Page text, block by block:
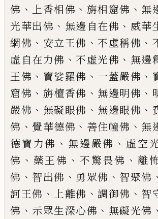
佛 、 上香相佛 、 旃相窟佛 、 無
光華出佛 、 無邊自在佛 、 威華
網佛 、 安立王佛 、不虛稱佛 、
虛自在力佛 、不虛光佛 、 無邊
王佛 、 寶娑羅佛 、 一蓋嚴佛 、
窟佛 、 旃檀香佛 、 無邊明佛 、
嚴佛 、 無礙眼佛 、 無邊眼佛 、
佛 、 覺華德佛 、 善住幢佛 、 無
德寶力佛 、 無邊嚴佛 、 虛空
佛 、 藥王佛 、 不驚畏佛 、 離
佛 、 智出佛 、 勇眾佛 、 智聚佛 、
訶王佛 、 上離佛 、調御佛 、 智
佛 、 示眾生深心佛 、 無礙光佛